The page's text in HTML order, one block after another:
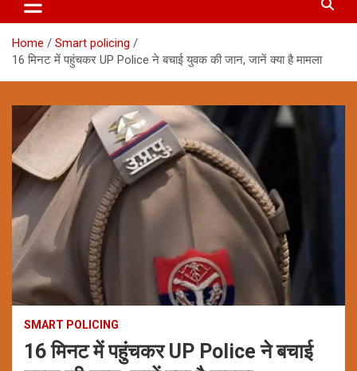
Home
Smart policing
16 मिनट में पहुंचकर UP Police ने बचाई युवक की जान, जानें क्या है मामला
SMART POLICING
16 मिनट में पहुंचकर UP Police ने बचाई